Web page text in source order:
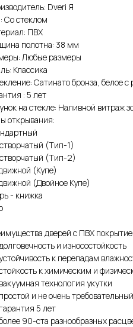
Dveri Я
Со стеклом
ПВХ
полотна: 38 мм
Любые размеры
Классика
Сатинато бронза, белое с
: 5 лет
на стекле: Наливной витраж
открывания:
(Тип-1)
(Тип-2)
(Купе)
(Двойное Купе)
- книжка
дверей с ПВХ
долговечность и износостойкость
к перепадам
к химическим и
вакуумная технология укутки
простой и не очень
гарантия 5 лет
90-ста разнообразных